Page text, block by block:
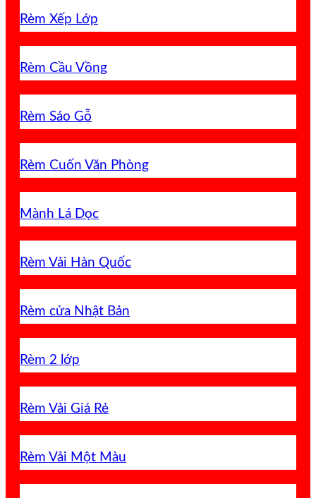
Rèm Xếp Lớp
Rèm Cầu Vồng
Rèm Sáo Gỗ
Rèm Cuốn Văn Phòng
Mành Lá Dọc
Rèm Vải Hàn Quốc
Rèm cửa Nhật Bản
Rèm 2 lớp
Rèm Vải Giá Rẻ
Rèm Vải Một Màu